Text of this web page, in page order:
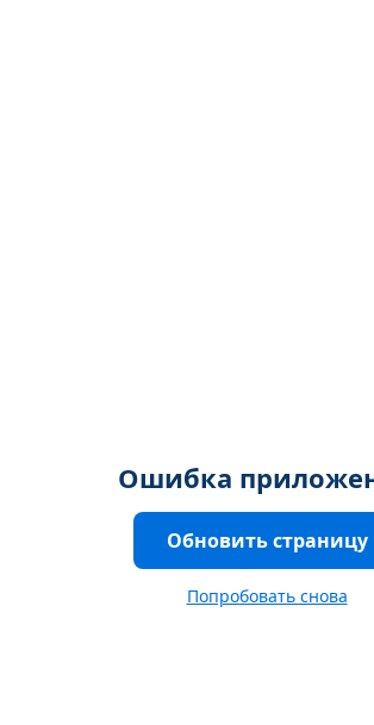
Ошибка
Обновить страницу
Попробовать снова